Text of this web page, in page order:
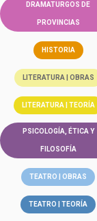
DRAMATURGOS DE
PROVINCIAS
HISTORIA
LITERATURA | OBRAS
LITERATURA | TEORÍA
PSICOLOGÍA, ÉTICA Y
FILOSOFÍA
TEATRO | OBRAS
TEATRO | TEORÍA